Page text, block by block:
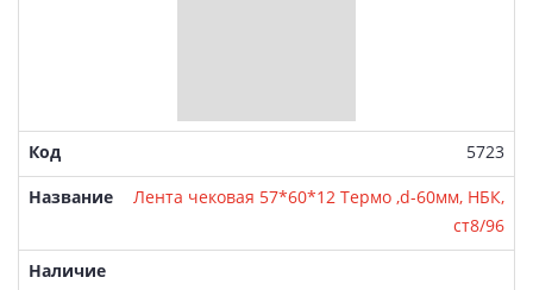
5723
Лента чековая 57*60*12 Термо ,d-60мм, НБК,
ст8/96